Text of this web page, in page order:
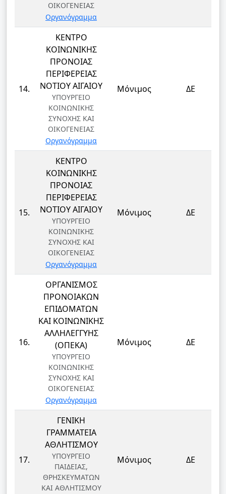
ΟΙΚΟΓΕΝΕΙΑΣ
Οργανόγραμμα
14.
ΚΕΝΤΡΟ
ΚΟΙΝΩΝΙΚΗΣ
ΠΡΟΝΟΙΑΣ
ΠΕΡΙΦΕΡΕΙΑΣ
ΝΟΤΙΟΥ ΑΙΓΑΙΟΥ
ΥΠΟΥΡΓΕΙΟ
ΚΟΙΝΩΝΙΚΗΣ
ΣΥΝΟΧΗΣ ΚΑΙ
ΟΙΚΟΓΕΝΕΙΑΣ
Οργανόγραμμα
Μόνιμος ΔΕ
15.
ΚΕΝΤΡΟ
ΚΟΙΝΩΝΙΚΗΣ
ΠΡΟΝΟΙΑΣ
ΠΕΡΙΦΕΡΕΙΑΣ
ΝΟΤΙΟΥ ΑΙΓΑΙΟΥ
ΥΠΟΥΡΓΕΙΟ
ΚΟΙΝΩΝΙΚΗΣ
ΣΥΝΟΧΗΣ ΚΑΙ
ΟΙΚΟΓΕΝΕΙΑΣ
Οργανόγραμμα
Μόνιμος ΔΕ
16.
ΟΡΓΑΝΙΣΜΟΣ
ΠΡΟΝΟΙΑΚΩΝ
ΕΠΙΔΟΜΑΤΩΝ
ΚΑΙ ΚΟΙΝΩΝΙΚΗΣ
ΑΛΛΗΛΕΓΓΥΗΣ
(ΟΠΕΚΑ)
ΥΠΟΥΡΓΕΙΟ
ΚΟΙΝΩΝΙΚΗΣ
ΣΥΝΟΧΗΣ ΚΑΙ
ΟΙΚΟΓΕΝΕΙΑΣ
Οργανόγραμμα
Μόνιμος ΔΕ
17.
ΓΕΝΙΚΗ
ΓΡΑΜΜΑΤΕΙΑ
ΑΘΛΗΤΙΣΜΟΥ
ΥΠΟΥΡΓΕΙΟ
ΠΑΙΔΕΙΑΣ,
ΘΡΗΣΚΕΥΜΑΤΩΝ
ΚΑΙ ΑΘΛΗΤΙΣΜΟΥ
Μόνιμος ΔΕ